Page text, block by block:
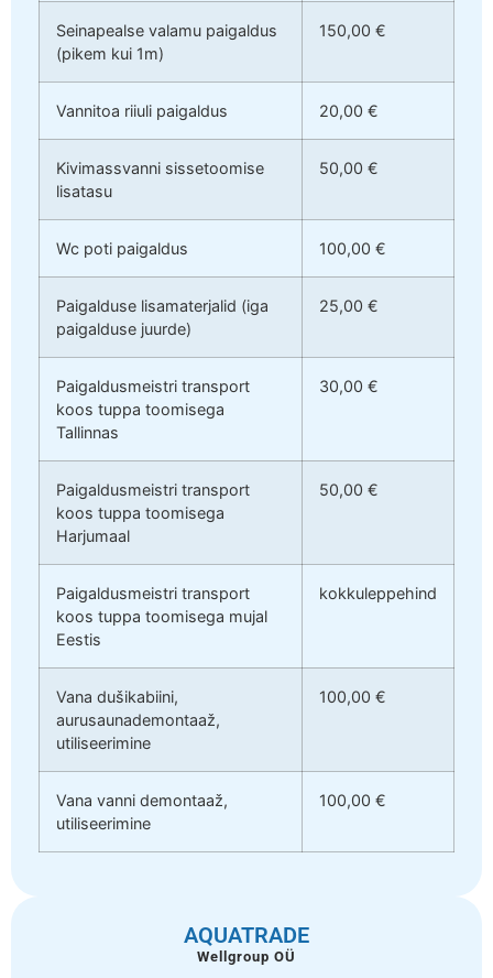
Seinapealse valamu paigaldus
(pikem kui 1m)
150,00 €
Vannitoa riiuli paigaldus 20,00 €
Kivimassvanni sissetoomise
lisatasu
50,00 €
Wc poti paigaldus 100,00 €
Paigalduse lisamaterjalid (iga
paigalduse juurde)
25,00 €
Paigaldusmeistri transport
koos tuppa toomisega
Tallinnas
30,00 €
Paigaldusmeistri transport
koos tuppa toomisega
Harjumaal
50,00 €
Paigaldusmeistri transport
koos tuppa toomisega mujal
Eestis
kokkuleppehind
Vana dušikabiini,
aurusaunademontaaž,
utiliseerimine
100,00 €
Vana vanni demontaaž,
utiliseerimine
100,00 €
AQUATRADE
Wellgroup OÜ